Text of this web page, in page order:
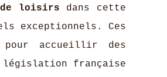
loisirs dans cette
exceptionnels. Ces
pour accueillir des
législation française